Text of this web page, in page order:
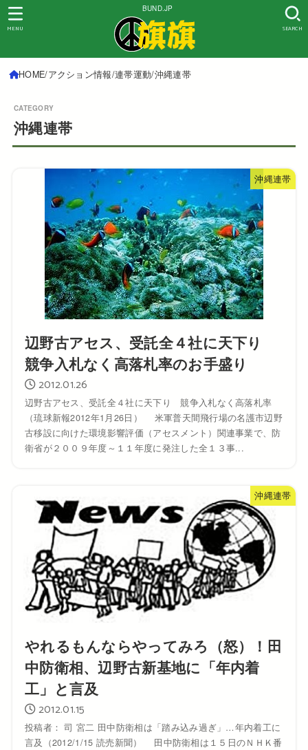
BUND.JP
SEARCH
MENU
HOME アクション情報 連帯運動 沖縄連帯
沖縄連帯
沖縄連帯
辺野古アセス、受託全４社に天下り
競争入札なく高落札率のお手盛り
2012.01.26
辺野古アセス、受託全４社に天下り 競争入札なく高落札率
（琉球新報2012年1月26日） 米軍普天間飛行場の名護市辺野
古移設に向けた環境影響評価（アセスメント）関連事業で、防
衛省が２００９年度～１１年度に発注した全１３事...
沖縄連帯
やれるもんならやってみろ（怒）！田
中防衛相、辺野古新基地に「年内着
工」と言及
2012.01.15
投稿者： 司 宮二 田中防衛相は「踏み込み過ぎ」…年内着工に
言及（2012/1/15 読売新聞） 田中防衛相は１５日のＮＨＫ番